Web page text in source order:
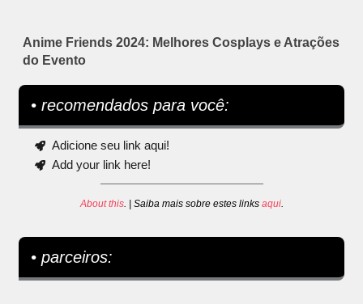
Anime Friends 2024: Melhores Cosplays e Atrações
do Evento
• recomendados para você:
Adicione seu link aqui!
Add your link here!
About this. | Saiba mais sobre estes links aqui.
• parceiros: